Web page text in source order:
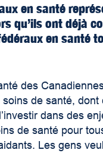
en santé
qu’ils ont déjà
en santé
des
de santé,
dans des
de santé pour
Les gens